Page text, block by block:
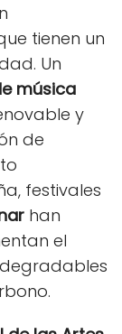
tienen un
Un
música
y
de
festivales
han
el